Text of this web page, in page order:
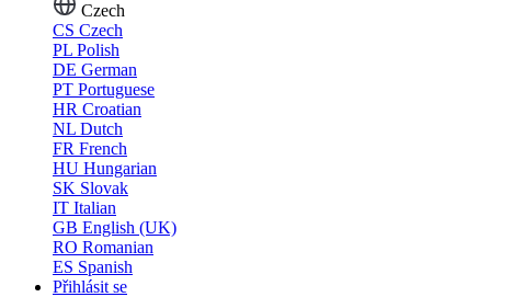
Czech
CS Czech
PL Polish
DE German
PT Portuguese
HR Croatian
NL Dutch
FR French
HU Hungarian
SK Slovak
IT Italian
GB English (UK)
RO Romanian
ES Spanish
Přihlásit se